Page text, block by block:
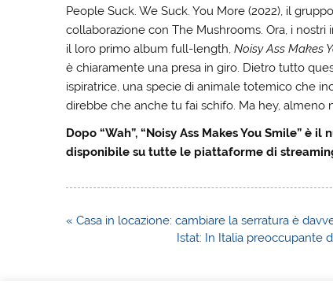
People Suck. We Suck. You More (2022), il
collaborazione con The Mushrooms. Ora, i
il loro primo album full-length,Noisy Ass Makes
è chiaramente una presa in giro. Dietro tutto
ispiratrice, una specie di animale totemico che
direbbe che anche tu fai schifo. Ma hey, almeno
Dopo “Wah”, “Noisy Ass Makes You Smile” è
disponibile su tutte le piattaforme di
Navigazione
« Casa in locazione: cambiare la serratura è
Istat: In Italia preoccupante